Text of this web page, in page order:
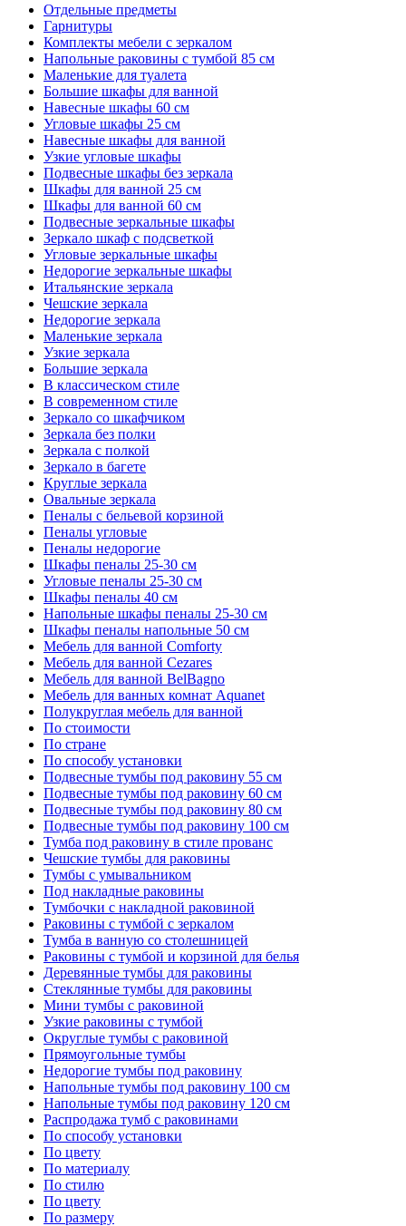
Отдельные предметы
Гарнитуры
Комплекты мебели с зеркалом
Напольные раковины с тумбой 85 см
Маленькие для туалета
Большие шкафы для ванной
Навесные шкафы 60 см
Угловые шкафы 25 см
Навесные шкафы для ванной
Узкие угловые шкафы
Подвесные шкафы без зеркала
Шкафы для ванной 25 см
Шкафы для ванной 60 см
Подвесные зеркальные шкафы
Зеркало шкаф с подсветкой
Угловые зеркальные шкафы
Недорогие зеркальные шкафы
Итальянские зеркала
Чешские зеркала
Недорогие зеркала
Маленькие зеркала
Узкие зеркала
Большие зеркала
В классическом стиле
В современном стиле
Зеркало со шкафчиком
Зеркала без полки
Зеркала с полкой
Зеркало в багете
Круглые зеркала
Овальные зеркала
Пеналы с бельевой корзиной
Пеналы угловые
Пеналы недорогие
Шкафы пеналы 25-30 см
Угловые пеналы 25-30 см
Шкафы пеналы 40 см
Напольные шкафы пеналы 25-30 см
Шкафы пеналы напольные 50 см
Мебель для ванной Comforty
Мебель для ванной Cezares
Мебель для ванной BelBagno
Мебель для ванных комнат Aquanet
Полукруглая мебель для ванной
По стоимости
По стране
По способу установки
Подвесные тумбы под раковину 55 см
Подвесные тумбы под раковину 60 см
Подвесные тумбы под раковину 80 см
Подвесные тумбы под раковину 100 см
Тумба под раковину в стиле прованс
Чешские тумбы для раковины
Тумбы с умывальником
Под накладные раковины
Тумбочки с накладной раковиной
Раковины с тумбой с зеркалом
Тумба в ванную со столешницей
Раковины с тумбой и корзиной для белья
Деревянные тумбы для раковины
Стеклянные тумбы для раковины
Мини тумбы с раковиной
Узкие раковины с тумбой
Округлые тумбы с раковиной
Прямоугольные тумбы
Недорогие тумбы под раковину
Напольные тумбы под раковину 100 см
Напольные тумбы под раковину 120 см
Распродажа тумб с раковинами
По способу установки
По цвету
По материалу
По стилю
По цвету
По размеру